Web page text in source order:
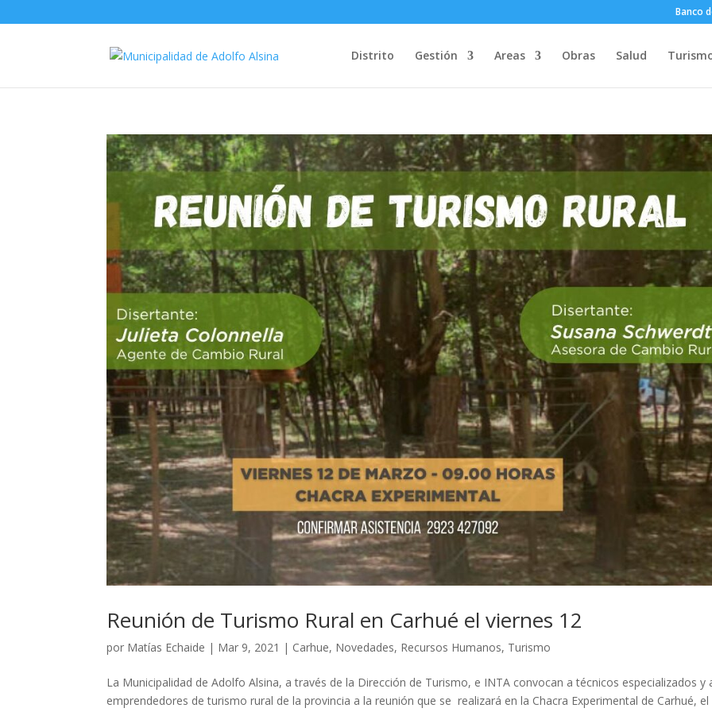
Banco
Distrito Gestión Areas Obras Salud
Reunión de Turismo Rural en Carhué el viernes 12
por Matías Echaide | Mar 9, 2021 | Carhue, Novedades, Recursos Humanos, Turismo
La Municipalidad de Adolfo Alsina, a través de la Dirección de Turismo, e INTA convocan a técnicos especializados y
emprendedores de turismo rural de la provincia a la reunión que se realizará en la Chacra Experimental de Carhué, el